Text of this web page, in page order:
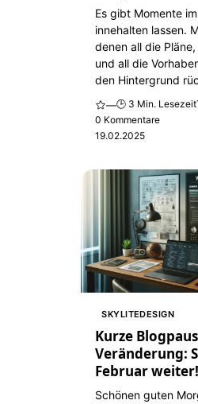
Es gibt Momente
innehalten lassen.
denen all die
und all die
den Hintergrund
—🕒 3 Min. Lesezeit
0 Kommentare
19.02.2025
SKYLITEDESIGN
Kurze
Veränderung:
Februar
Schönen guten